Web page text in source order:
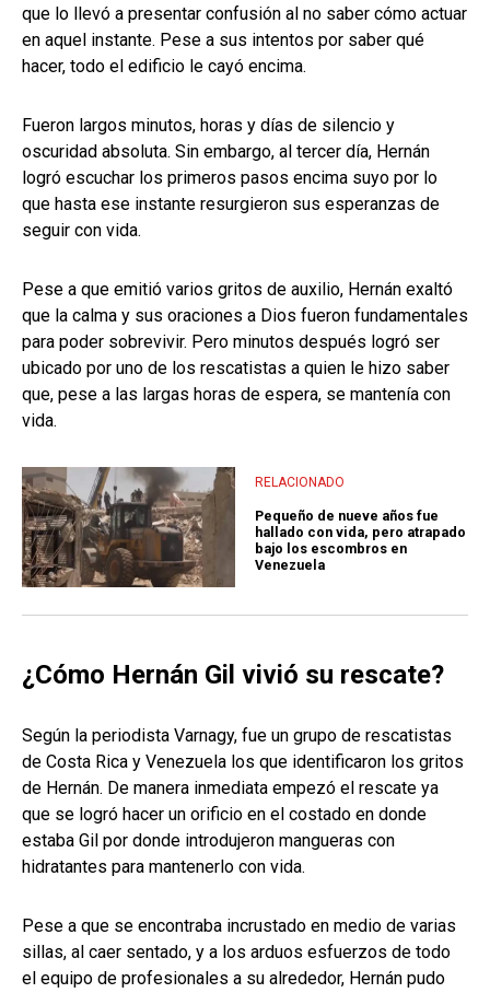
que lo llevó a presentar confusión al no saber cómo actuar
en aquel instante. Pese a sus intentos por saber qué
hacer, todo el edificio le cayó encima.
Fueron largos minutos, horas y días de silencio y
oscuridad absoluta. Sin embargo, al tercer día, Hernán
logró escuchar los primeros pasos encima suyo por lo
que hasta ese instante resurgieron sus esperanzas de
seguir con vida.
Pese a que emitió varios gritos de auxilio, Hernán exaltó
que la calma y sus oraciones a Dios fueron fundamentales
para poder sobrevivir. Pero minutos después logró ser
ubicado por uno de los rescatistas a quien le hizo saber
que, pese a las largas horas de espera, se mantenía con
vida.
RELACIONADO
Pequeño de nueve años fue
hallado con vida, pero atrapado
bajo los escombros en
Venezuela
¿Cómo Hernán Gil vivió su rescate?
Según la periodista Varnagy, fue un grupo de rescatistas
de Costa Rica y Venezuela los que identificaron los gritos
de Hernán. De manera inmediata empezó el rescate ya
que se logró hacer un orificio en el costado en donde
estaba Gil por donde introdujeron mangueras con
hidratantes para mantenerlo con vida.
Pese a que se encontraba incrustado en medio de varias
sillas, al caer sentado, y a los arduos esfuerzos de todo
el equipo de profesionales a su alrededor, Hernán pudo